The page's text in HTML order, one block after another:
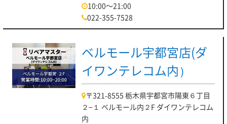
10:00～21:00
022-355-7528
ベルモール宇都宮店(ダ
イワンテレコム内）
〒321-8555 栃木県宇都宮市陽東６丁目
２−１ ベルモール内２F ダイワンテレコム
内